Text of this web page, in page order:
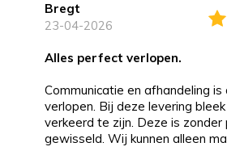
Bregt
23-04-2026
alles perfect verlopen.
Communicatie en afhandeling
verlopen. Bij deze levering
verkeerd te zijn. Deze is zonder
gewisseld. Wij kunnen alleen